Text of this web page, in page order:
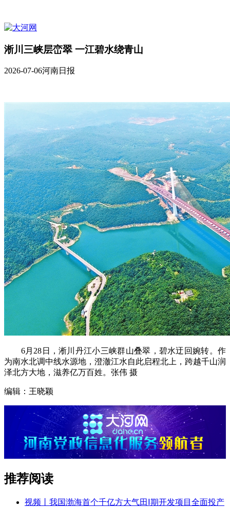
淅川三峡层峦翠 一江碧水绕青山
2026-07-06河南日报
6月28日，淅川丹江小三峡群山叠翠，碧水迂回婉转。作
为南水北调中线水源地，澄澈江水自此启程北上，跨越千山润
泽北方大地，滋养亿万百姓。张伟 摄
编辑：王晓颖
推荐阅读
视频丨我国渤海首个千亿方大气田Ⅰ期开发项目全面投产